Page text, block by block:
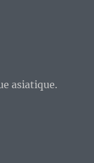
asiatique.